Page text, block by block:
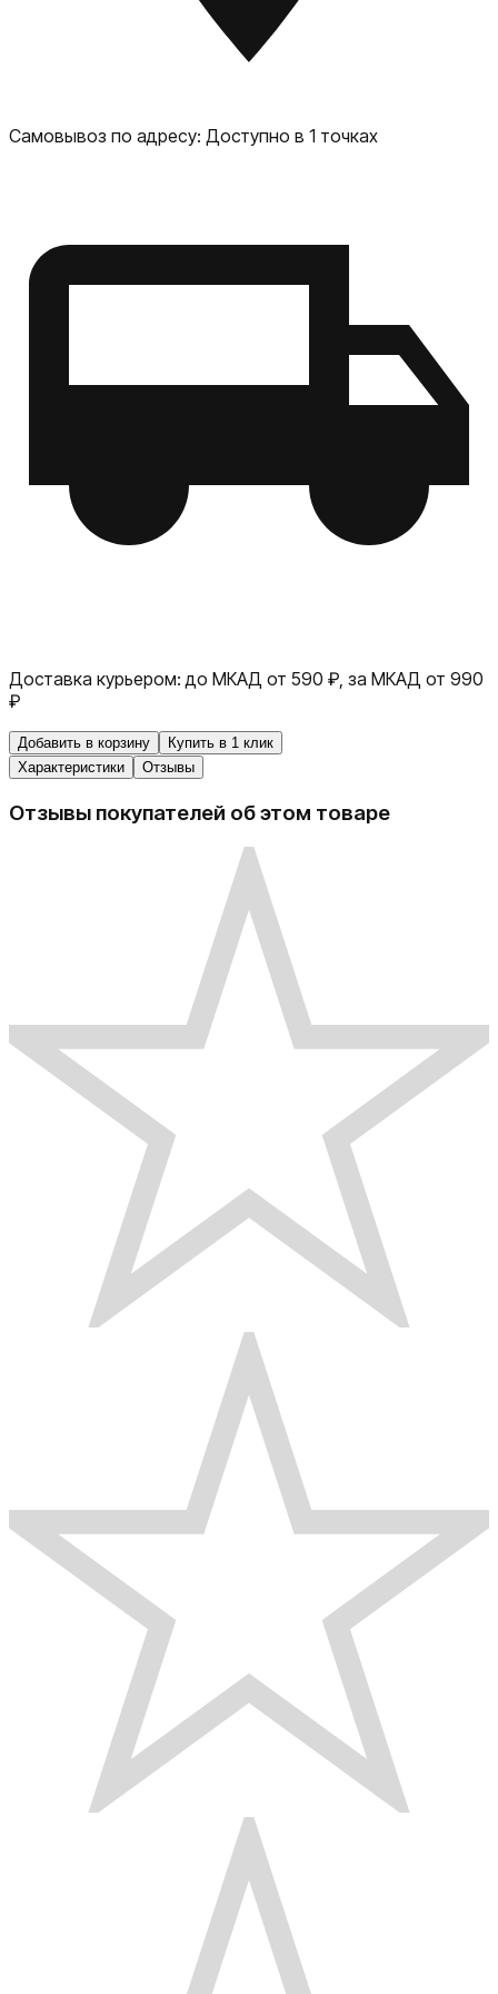
Самовывоз по адресу: Доступно в 1 точках
Доставка курьером: до МКАД от 590 ₽, за МКАД от 990
₽
Добавить в корзину
Купить в 1 клик
Характеристики
Отзывы
Отзывы покупателей об этом товаре